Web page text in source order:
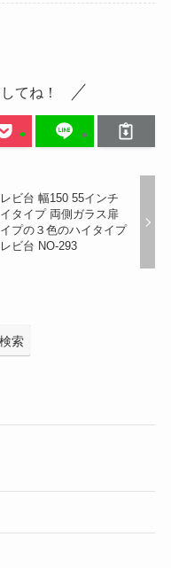
てね！
ビ台 幅150 55インチ
タイプ 両側ガラス扉
プの３色のハイタイプ
ビ台 NO-293
検索